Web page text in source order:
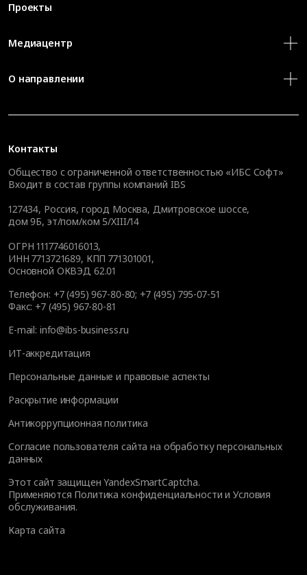
Контакты
Общество с ограниченной ответственностью «ИБС Софт»
Входит в состав группы компаний IBS
127434, Россия, город Москва, Дмитровское шоссе,
дом 9Б, эт/пом/ком 5/XIII/14
ОГРН 1117746016013,
ИНН 7713721689, КПП 771301001,
Основной ОКВЭД 62.01
Телефон: +7 (495) 967-80-80; +7 (495) 795-07-51
Факс: +7 (495) 967-80-81
E-mail: info@ibs-business.ru
ИТ-аккредитация
Персональные данные и правовые аспекты
Раскрытие информации
Антикоррупционная политика
Согласие пользователя сайта на обработку персональных
данных
Этот сайт защищен YandexSmartCaptcha.
Применяются Политика конфиденциальности иУсловия
обслуживания.
Карта сайта
Проекты
Медиацентр
О направлении